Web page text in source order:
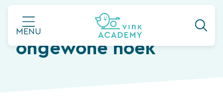
naar
de
inhoud
MENU
Hall of Fame: Vanuit
ongewone hoek